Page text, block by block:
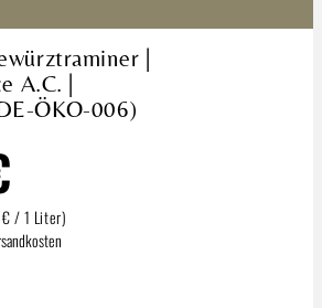
|
A.C. |
ÖKO-006)
/ 1 Liter)